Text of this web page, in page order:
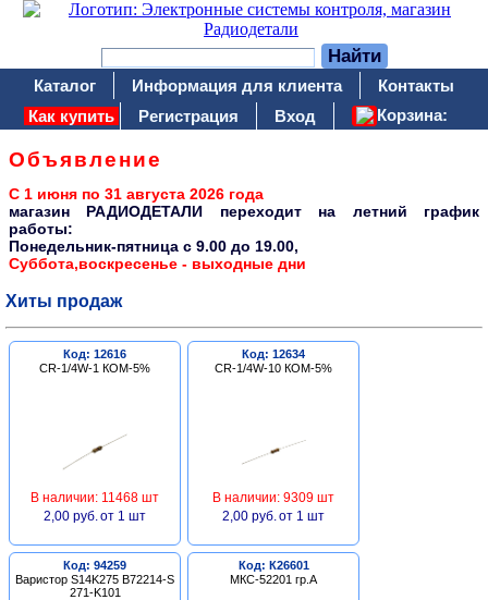
Каталог Информация для клиента
Контакты
Как купить
Регистрация Вход Корзина:
Объявление
С 1 июня по 31 августа 2026 года
магазин РАДИОДЕТАЛИ переходит на летний график
работы:
Понедельник-пятница c 9.00 до 19.00,
Суббота,воскресенье - выходные дни
Хиты продаж
Код: 12616
CR-1/4W-1 КОМ-5%
В наличии: 11468 шт
2,00 руб. от 1 шт
Код: 12634
CR-1/4W-10 КОМ-5%
В наличии: 9309 шт
2,00 руб. от 1 шт
Код: 94259
Варистор S14K275 B72214-S
271-K101
Код: К26601
МКС-52201 гр.А